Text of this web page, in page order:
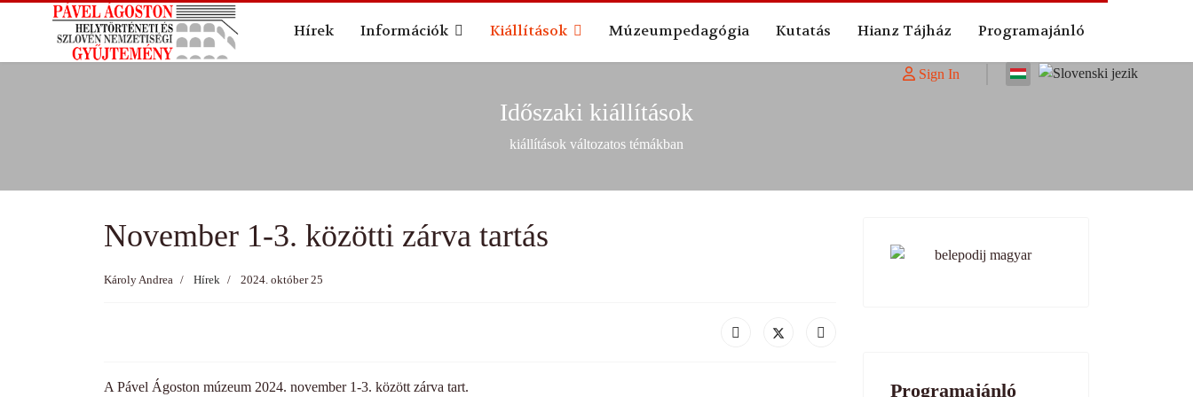
Hírek Információk Kiállítások Múzeumpedagógia Kutatás Hianz Tájház Programajánló
Sign In Válasszon nyelvet
Időszaki kiállítások
kiállítások változatos témákban
November 1-3. közötti zárva tartás
Károly Andrea Hírek 2024. október 25
A Pável Ágoston múzeum 2024. november 1-3. között zárva tart. Programajánló